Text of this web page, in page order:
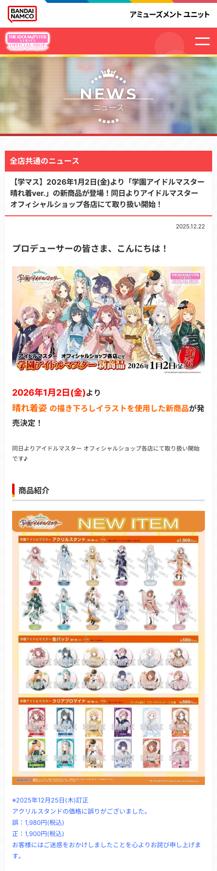
NEWS
ニュース
全店共通のニュース
【学マス】2026年1月2日(金)より「学園アイドルマスター
晴れ着ver.」の新商品が登場！同日よりアイドルマスター
オフィシャルショップ各店にて取り扱い開始！
2025.12.22
プロデューサーの皆さま、こんにちは！
2026年1月2日(金)より
晴れ着姿 の描き下ろしイラストを使用した新商品が発
売決定！
同日よりアイドルマスター オフィシャルショップ各店にて取り扱い開始
です♪
商品紹介
※2025年12月25日(木)訂正
アクリルスタンドの価格に誤りがございました。
誤：1,980円(税込)
正：1,900円(税込)
お客様にはご迷惑をおかけしましたことを心よりお詫び申し上げま
す。